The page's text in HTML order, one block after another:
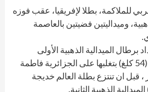
للملاكمة، بطلا لإفريقيا، عقب فوزه
وميداليتين فضيتين بالعاصمة
برطال الميدالية الذهبية الأولى
للمغرب في وزن (54 كلغ) بتغلبها على الجزائرية فاطمة
، قبل ان تنتزع بطلة العالم خديجة